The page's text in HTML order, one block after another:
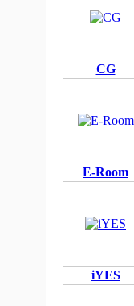
CG
E-Room
iYES